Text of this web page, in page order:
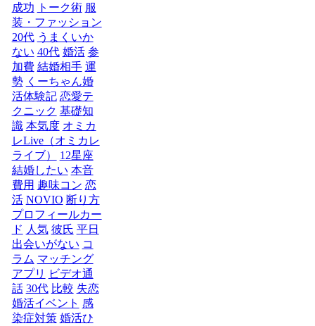
成功
トーク術 服
装・ファッション
20代 うまくいか
ない 40代 婚活 参
加費 結婚相手 運
勢 くーちゃん婚
活体験記 恋愛テ
クニック 基礎知
識 本気度 オミカ
レLive（オミカレ
ライブ）
12星座
結婚したい 本音
費用 趣味コン 恋
活 NOVIO 断り方
プロフィールカー
ド 人気 彼氏 平日
出会いがない コ
ラム マッチング
アプリ
ビデオ通
話 30代 比較 失恋
婚活イベント 感
染症対策 婚活ひ